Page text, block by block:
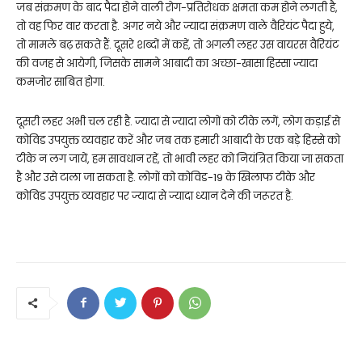
जब संक्रमण के बाद पैदा होने वाली रोग-प्रतिरोधक क्षमता कम होने लगती है,
तो वह फिर वार करता है. अगर नये और ज्यादा संक्रमण वाले वैरियंट पैदा हुये,
तो मामले बढ़ सकते हैं. दूसरे शब्दों में कहें, तो अगली लहर उस वायरस वैरियंट
की वजह से आयेगी, जिसके सामने आबादी का अच्छा-खासा हिस्सा ज्यादा
कमजोर साबित होगा.
दूसरी लहर अभी चल रही है. ज्यादा से ज्यादा लोगों को टीके लगें, लोग कड़ाई से
कोविड उपयुक्त व्यवहार करें और जब तक हमारी आबादी के एक बड़े हिस्से को
टीके न लग जायें, हम सावधान रहें, तो भावी लहर को नियंत्रित किया जा सकता
है और उसे टाला जा सकता है. लोगों को कोविड-19 के खिलाफ टीके और
कोविड उपयुक्त व्यवहार पर ज्यादा से ज्यादा ध्यान देने की जरूरत है.